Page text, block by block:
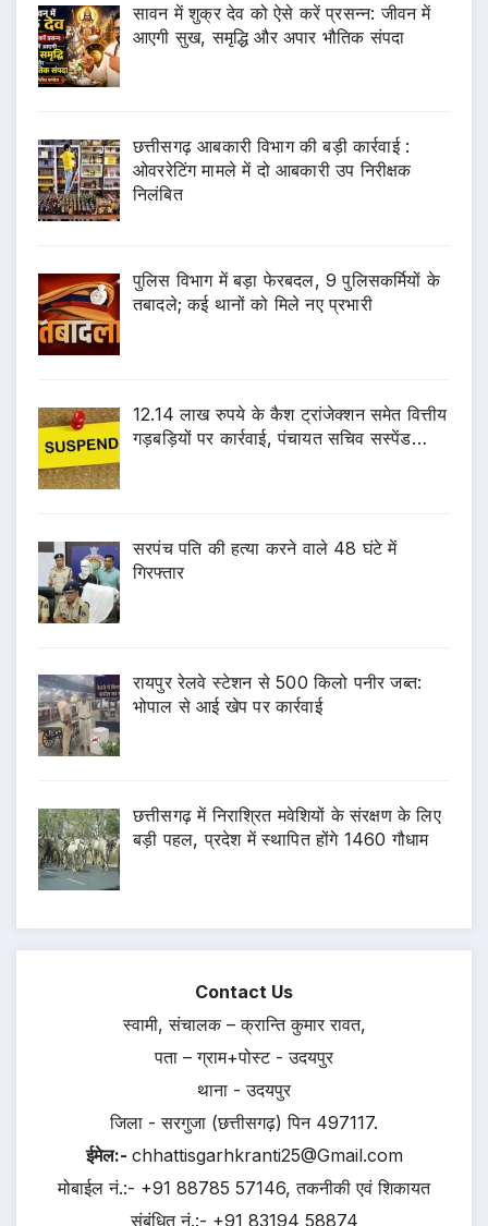
सावन में शुक्र देव को ऐसे करें प्रसन्न: जीवन में
आएगी सुख, समृद्धि और अपार भौतिक संपदा
छत्तीसगढ़ आबकारी विभाग की बड़ी कार्रवाई :
ओवररेटिंग मामले में दो आबकारी उप निरीक्षक
निलंबित
पुलिस विभाग में बड़ा फेरबदल, 9 पुलिसकर्मियों के
तबादले; कई थानों को मिले नए प्रभारी
12.14 लाख रुपये के कैश ट्रांजेक्शन समेत वित्तीय
गड़बड़ियों पर कार्रवाई, पंचायत सचिव सस्पेंड…
सरपंच पति की हत्या करने वाले 48 घंटे में
गिरफ्तार
रायपुर रेलवे स्टेशन से 500 किलो पनीर जब्त:
भोपाल से आई खेप पर कार्रवाई
छत्तीसगढ़ में निराश्रित मवेशियों के संरक्षण के लिए
बड़ी पहल, प्रदेश में स्थापित होंगे 1460 गौधाम
Contact Us
स्वामी, संचालक – क्रान्ति कुमार रावत,
पता – ग्राम+पोस्ट - उदयपुर
थाना - उदयपुर
जिला - सरगुजा (छत्तीसगढ़) पिन 497117.
ईमेल:- chhattisgarhkranti25@Gmail.com
मोबाईल नं.:- +91 88785 57146, तकनीकी एवं शिकायत
संबंधित नं.:- +91 83194 58874